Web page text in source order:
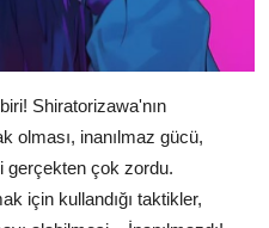
Shiratorizawa'nın
olması, inanılmaz gücü,
gerçekten çok zordu.
için kullandığı taktikler,